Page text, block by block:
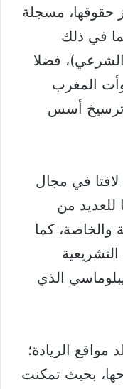
حقوقها، مسجلة
في ذلك
فضلا
المغرب
ترسيخ أسس
في مجال
للعديد من
والخاصة، كما
الذي
مواقع الريادة؛
بحيث تمكنت